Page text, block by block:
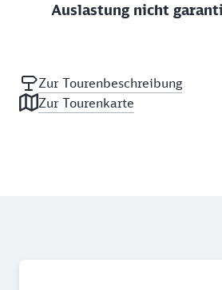
Auslastung nicht
Zur Tourenbeschreibung
Zur Tourenkarte